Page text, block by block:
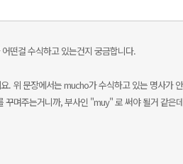
떤걸 수식하고 있는건지 궁금합니다.
. 위 문장에서는 mucho가 수식하고 있는 명사가
며주는거니까, 부사인 "muy" 로 써야 될거 같은